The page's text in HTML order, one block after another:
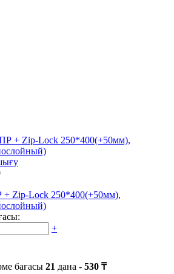
+ Zip-Lock 250*400(+50мм),
+
бағасы 21 дана - 530 ₸